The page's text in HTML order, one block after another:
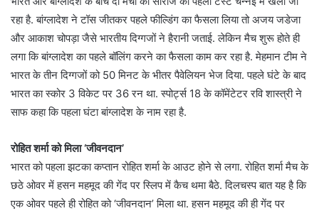
रहा है. बांग्लादेश ने टॉस जीतकर पहले फील्डिंग का फैसला लिया तो अजय जडेजा
और आकाश चोपड़ा जैसे भारतीय दिग्गजों ने हैरानी जताई. लेकिन मैच शुरू होते ही
लगा कि बांग्लादेश का पहले बॉलिंग करने का फैसला काम कर रहा है. मेहमान टीम ने
भारत के तीन दिग्गजों को 50 मिनट के भीतर पैवेलियन भेज दिया. पहले घंटे के बाद
भारत का स्कोर 3 विकेट पर 36 रन था. स्पोर्ट्स 18 के कॉमेंटेटर रवि शास्त्री ने
साफ कहा कि पहला घंटा बांग्लादेश के नाम रहा है.
रोहित शर्मा को मिला ‘जीवनदान’
भारत को पहला झटका कप्तान रोहित शर्मा के आउट होने से लगा. रोहित शर्मा मैच के
छठे ओवर में हसन महमूद की गेंद पर स्लिप में कैच थमा बैठे. दिलचस्प बात यह है कि
एक ओवर पहले ही रोहित को ‘जीवनदान’ मिला था. हसन महमूद की ही गेंद पर